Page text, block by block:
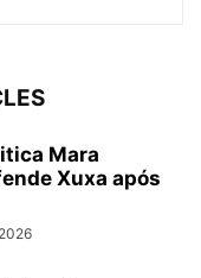
Mara
Xuxa após